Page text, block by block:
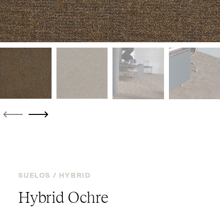
SUELOS / HYBRID
Hybrid Ochre